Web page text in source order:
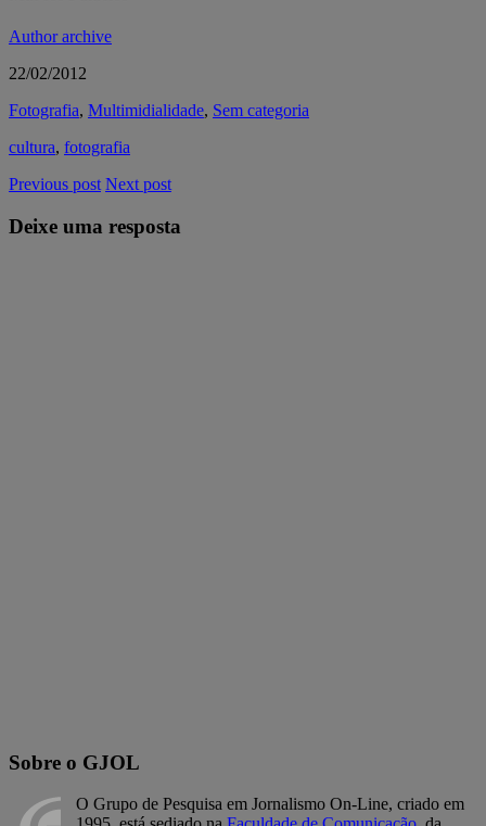
Author archive
22/02/2012
Fotografia, Multimidialidade, Sem categoria
cultura, fotografia
Previous post Next post
Deixe uma resposta
Sobre o GJOL
O Grupo de Pesquisa em Jornalismo On-Line, criado em